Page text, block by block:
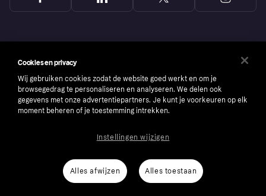
number: 556737-0431
Cookies Klarna.com
Cookies en privacy
Wij gebruiken cookies zodat de website goed werkt en om je
browsegedrag te personaliseren en analyseren. We delen ook
gegevens met onze advertentiepartners. Je kunt je voorkeuren op elk
moment beheren of je toestemming intrekken.
Alles afwijzen Alles toestaan
Instellingen wijzigen